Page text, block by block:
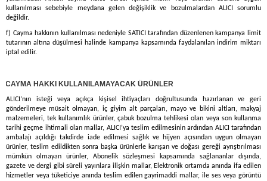
kullanılması sebebiyle meydana gelen değişiklik ve bozulmalardan ALICI sorumlu
değildir.
f) Cayma hakkının kullanılması nedeniyle SATICI tarafından düzenlenen kampanya limit
tutarının altına düşülmesi halinde kampanya kapsamında faydalanılan indirim miktarı
iptal edilir.
CAYMA HAKKI KULLANILAMAYACAK ÜRÜNLER
ALICI’nın isteği veya açıkça kişisel ihtiyaçları doğrultusunda hazırlanan ve geri
gönderilmeye müsait olmayan, iç giyim alt parçaları, mayo ve bikini altları, makyaj
malzemeleri, tek kullanımlık ürünler, çabuk bozulma tehlikesi olan veya son kullanma
tarihi geçme ihtimali olan mallar, ALICI’ya teslim edilmesinin ardından ALICI tarafından
ambalajı açıldığı takdirde iade edilmesi sağlık ve hijyen açısından uygun olmayan
ürünler, teslim edildikten sonra başka ürünlerle karışan ve doğası gereği ayrıştırılması
mümkün olmayan ürünler, Abonelik sözleşmesi kapsamında sağlananlar dışında,
gazete ve dergi gibi süreli yayınlara ilişkin mallar, Elektronik ortamda anında ifa edilen
hizmetler veya tüketiciye anında teslim edilen gayrimaddi mallar, ile ses veya görüntü